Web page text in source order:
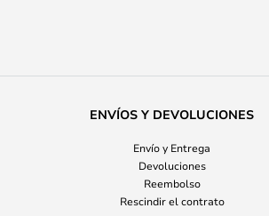
ENVÍOS Y DEVOLUCIONES
Envío y Entrega
Devoluciones
Reembolso
Rescindir el contrato